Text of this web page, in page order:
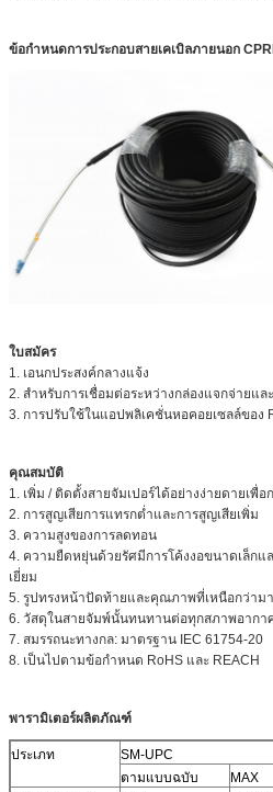
ข้อกำหนดการประกอบสายเคเบิลภายนอก
ใบสมัคร
1. เอนกประสงค์กลางแจ้ง
2. สำหรับการเชื่อมต่อระหว่างกล่องแจกจ่ายแล
3. การปรับใช้ในแอปพลิเคชั่นหอคอยเซลล์ของ
คุณสมบัติ
1. เพิ่ม / ติดตั้งสายจัมเปอร์ได้อย่างง่ายดายเพื่
2. การสูญเสียการแทรกต่ำและการสูญเสียเพิ่ม
3. ความสูงของการลดทอน
4. ความยืดหยุ่นด้วยรัศมีการโค้งงอขนาดเล็กแ
เยี่ยม
5. รูปทรงหน้าปัดท้ายและคุณภาพที่เหนือกว่าม
6. วัสดุในสายจัมพ์นั้นทนทานต่อทุกสภาพอากา
7. สมรรถนะทางกล: มาตรฐาน IEC 61754-20
8. เป็นไปตามข้อกำหนด RoHS และ REACH
พารามิเตอร์ผลิตภัณฑ์
ประเภท SM-UPC
ตามแบบฉบับ
MAX